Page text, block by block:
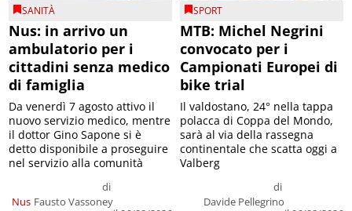
SANITÀ
Nus: in arrivo un
ambulatorio per i
cittadini senza medico
di famiglia
Nus
di
Fausto Vassoney
Da venerdì 7 agosto attivo il
nuovo servizio medico, mentre
il dottor Gino Sapone si è
detto disponibile a proseguire
nel servizio alla comunità
SPORT
MTB: Michel Negrini
convocato per i
Campionati Europei di
bike trial
di
Davide Pellegrino
Il valdostano, 24° nella tappa
polacca di Coppa del Mondo,
sarà al via della rassegna
continentale che scatta oggi a
Valberg